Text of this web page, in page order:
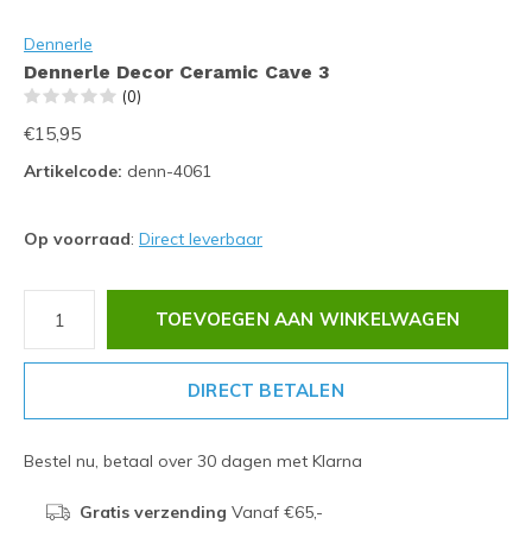
Dennerle
Dennerle Decor Ceramic Cave 3
(0)
€15,95
Artikelcode: denn-4061
Op voorraad: Direct leverbaar
TOEVOEGEN AAN WINKELWAGEN
DIRECT BETALEN
Bestel nu, betaal over 30 dagen met Klarna
Gratis verzending Vanaf €65,-